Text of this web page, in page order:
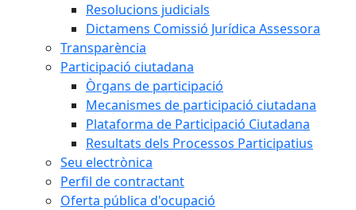
Resolucions judicials
Dictamens Comissió Jurídica Assessora
Transparència
Participació ciutadana
Òrgans de participació
Mecanismes de participació ciutadana
Plataforma de Participació Ciutadana
Resultats dels Processos Participatius
Seu electrònica
Perfil de contractant
Oferta pública d'ocupació